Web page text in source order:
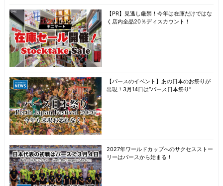
【PR】見逃し厳禁！今年は在庫だけではな
く店内全品20％ディスカウント！
【パースのイベント】あの日本のお祭りが
出現！3月14日は“パース日本祭り”
2027年ワールドカップへのサクセスストー
リーはパースから始まる！